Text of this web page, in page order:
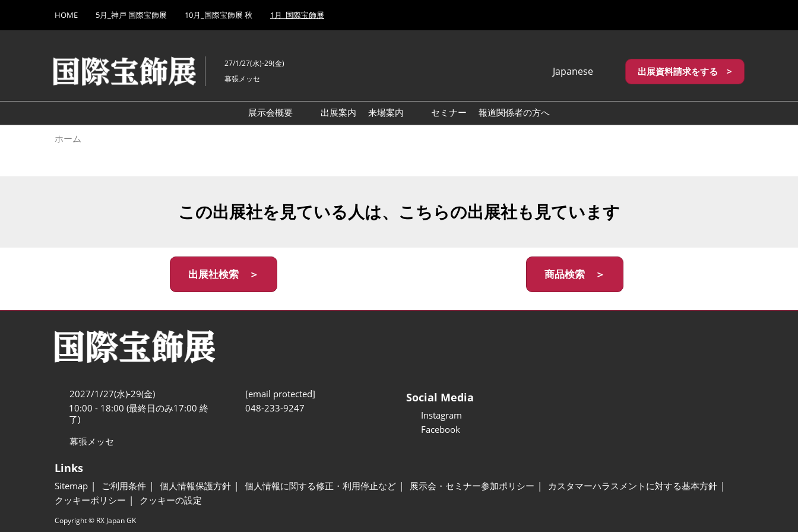
キ
し
て
to
HOME 5月_神戸 国際宝飾展 10月_国際宝飾展 秋 1月_国際宝飾展
27/1/27(水)-29(金)
幕張メッセ
Japanese
English
繁體中文
出展資料請求をする >
展示会概要
出展案内
来場案内
アクセス・来場ガイド
セミナー 報道関係者の方へ
ホーム
この出展社を見ている人は、こちらの出展社も見ています
出展社検索 ＞ 商品検索 ＞
2027/1/27(水)-29(金)
10:00 - 18:00 (最終日のみ17:00 終
了)
幕張メッセ
[email protected]
048-233-9247
Social Media
Instagram
Facebook
Links
Sitemap ご利用条件 個人情報保護方針 個人情報に関する修正・利用停止など 展示会・セミナー参加ポリシー
カスタマーハラスメントに対する基本方針
クッキーポリシー
クッキーの設定
Copyright © RX Japan GK